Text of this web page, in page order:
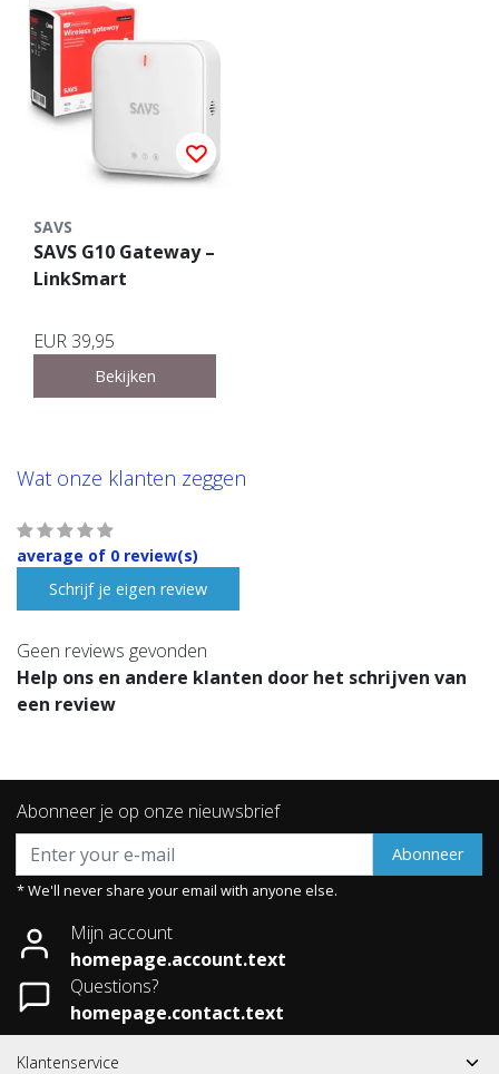
SAVS
SAVS G10 Gateway –
LinkSmart
EUR 39,95
Bekijken
Wat onze klanten zeggen
average of 0 review(s)
Schrijf je eigen review
Geen reviews gevonden
Help ons en andere klanten door het schrijven van
een review
Abonneer je op onze nieuwsbrief
Abonneer
* We'll never share your email with anyone else.
Mijn account
homepage.account.text
Questions?
homepage.contact.text
Klantenservice